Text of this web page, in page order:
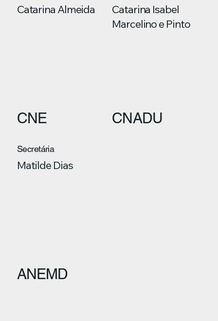
Catarina Almeida
CNE
Catarina Isabel
Marcelino e Pinto
CNADU
Secretária
Matilde Dias
ANEMD